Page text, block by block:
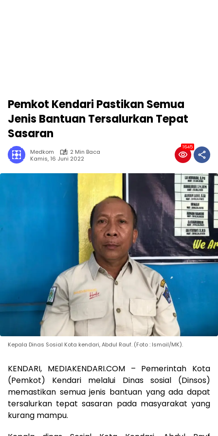
Pemkot Kendari Pastikan Semua
Jenis Bantuan Tersalurkan Tepat
Sasaran
Medkom
2 Min Baca
Kamis, 16 Juni 2022
1645
Kepala Dinas Sosial Kota kendari, Abdul Rauf. (Foto : Ismail/MK).
KENDARI, MEDIAKENDARI.COM – Pemerintah Kota
(Pemkot) Kendari melalui Dinas sosial (Dinsos)
memastikan semua jenis bantuan yang ada dapat
tersalurkan tepat sasaran pada masyarakat yang
kurang mampu.